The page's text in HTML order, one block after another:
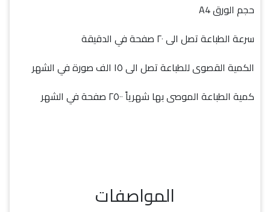
حجم الورق A4
سرعة الطباعة تصل الى ٢٠ صفحة في الدقيقة
الكمية القصوى للطباعة تصل الى ١٥ الف صورة في الشهر
كمية الطباعة الموصى بها شهرياً ٢٥٠٠ صفحة في الشهر
المواصفات